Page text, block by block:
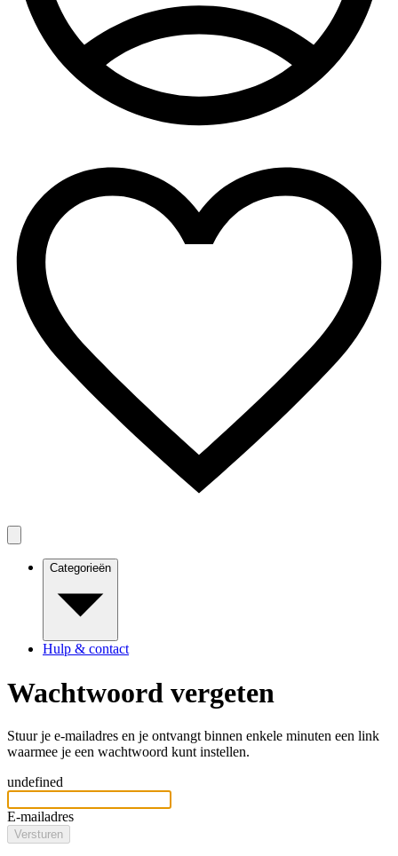
Categorieën
Hulp & contact
Wachtwoord vergeten
Stuur je e-mailadres en je ontvangt binnen enkele minuten een link
waarmee je een wachtwoord kunt instellen.
undefined
E-mailadres
Versturen